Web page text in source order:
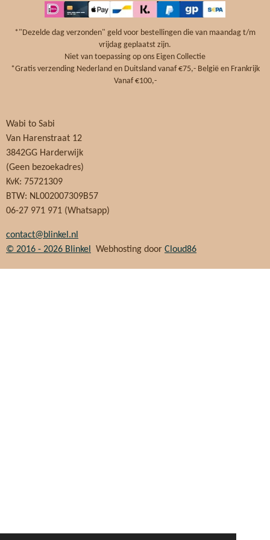
b
o
e
r
e
t
a
g
s
A
*"Dezelde dag verzonden" geld voor bestellingen die van maandag t/m
vrijdag geplaatst zijn.
Niet van toepassing op ons Eigen Collectie
*Gratis verzending Nederland en Duitsland vanaf €75,- België en Frankrijk
Vanaf €100,-
Wabi to Sabi
Van Harenstraat 12
3842GG Harderwijk
(Geen bezoekadres)
KvK: 75721309
BTW: NL002007309B57
06-27 971 971 (Whatsapp)
contact@blinkel.nl
© 2016 - 2026 Blinkel Webhosting door Cloud86